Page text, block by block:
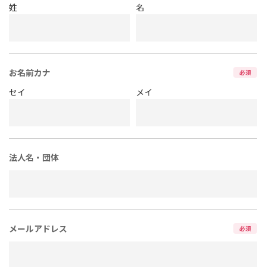
姓 名
お名前カナ 必須
セイ メイ
法人名・団体
メールアドレス 必須